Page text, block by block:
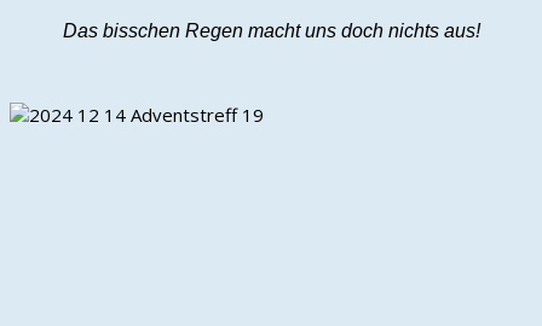
Das bisschen Regen macht uns doch nichts aus!